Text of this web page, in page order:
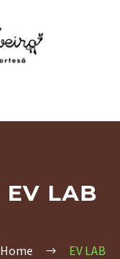
EV LAB
Home EV LAB